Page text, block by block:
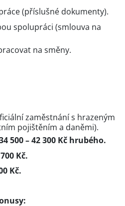
(příslušné dokumenty).
spolupráci (smlouva na
na směny.
zaměstnání s hrazeným
pojištěním a daněmi).
500 – 42 300 Kč hrubého.
Kč.
Kč.